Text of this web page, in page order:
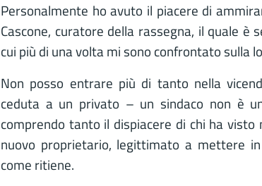
Personalmente ho avuto il piacere di
Cascone, curatore della rassegna, il quale
cui più di una volta mi sono confrontato sulla
Non posso entrare più di tanto nella
ceduta a un privato – un sindaco non è
comprendo tanto il dispiacere di chi ha
nuovo proprietario, legittimato a mettere
come ritiene.